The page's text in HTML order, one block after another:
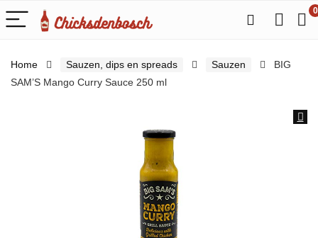
0
Home Sauzen, dips en spreads Sauzen
BIG
SAM’S Mango Curry Sauce 250 ml